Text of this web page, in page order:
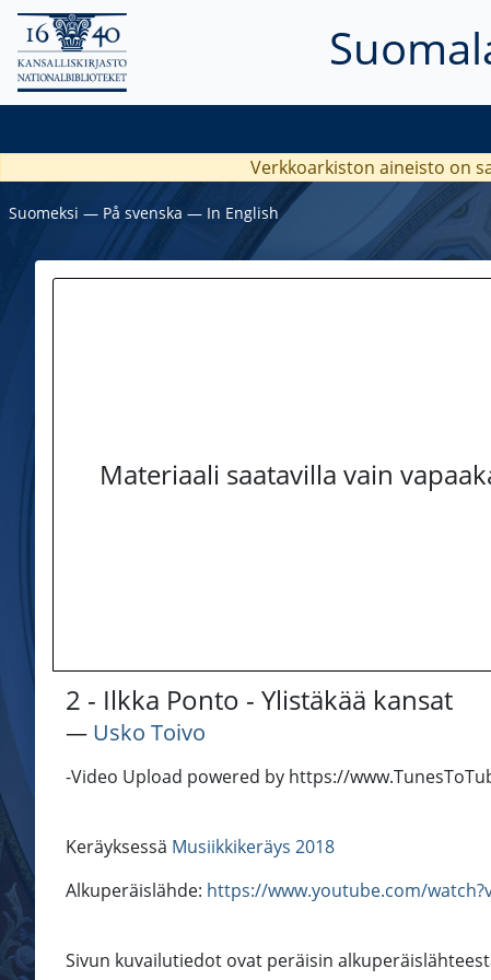
Verkkoarkiston aineisto on
Suomeksi ― På svenska ― In English
Materiaali saatavilla vain
2 - Ilkka Ponto - Ylistäkää kansat
― Usko Toivo
-Video Upload powered by https://
Keräyksessä Musiikkikeräys 2018
Alkuperäislähde: https://www.youtube.com/
Sivun kuvailutiedot ovat peräisin